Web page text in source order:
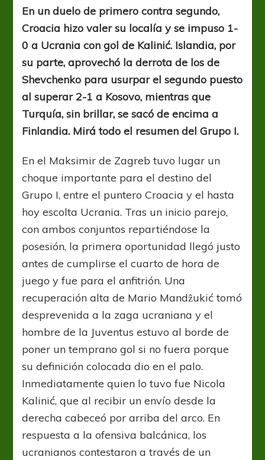
Croacia,
puntero
firme
En un duelo de primero contra segundo,
Croacia hizo valer su localía y se impuso 1-
0 a Ucrania con gol de Kalinić. Islandia, por
su parte, aprovechó la derrota de los de
Shevchenko para usurpar el segundo puesto
al superar 2-1 a Kosovo, mientras que
Turquía, sin brillar, se sacó de encima a
Finlandia. Mirá todo el resumen del Grupo I.
En el Maksimir de Zagreb tuvo lugar un
choque importante para el destino del
Grupo I, entre el puntero Croacia y el hasta
hoy escolta Ucrania. Tras un inicio parejo,
con ambos conjuntos repartiéndose la
posesión, la primera oportunidad llegó justo
antes de cumplirse el cuarto de hora de
juego y fue para el anfitrión. Una
recuperación alta de Mario Mandẑukić tomó
desprevenida a la zaga ucraniana y el
hombre de la Juventus estuvo al borde de
poner un temprano gol si no fuera porque
su definición colocada dio en el palo.
Inmediatamente quien lo tuvo fue Nicola
Kalinić, que al recibir un envío desde la
derecha cabeceó por arriba del arco. En
respuesta a la ofensiva balcánica, los
ucranianos contestaron a través de un